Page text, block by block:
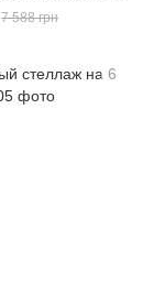
7 588 грн